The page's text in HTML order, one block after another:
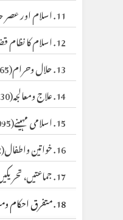
11. اسلام اور عصر حاضر
12. اسلام کا نظام قضا
13. حلال وحرام
(65)
14. علاج ومعالجہ
(130)
15. اسلامی مہینے
(1095)
16. خواتین واطفال
(132)
17. جماعتیں، تحریکیں، ادارے
18. متفرق احکام ومسائل